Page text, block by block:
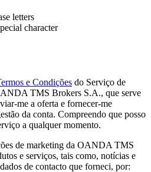
letters
character
e Condições do Serviço de
TMS Brokers S.A., que serve
me a oferta e fornecer-me
da conta. Compreendo que posso
a qualquer momento.
de marketing da OANDA TMS
e serviços, tais como, notícias e
de contacto que forneci, por: